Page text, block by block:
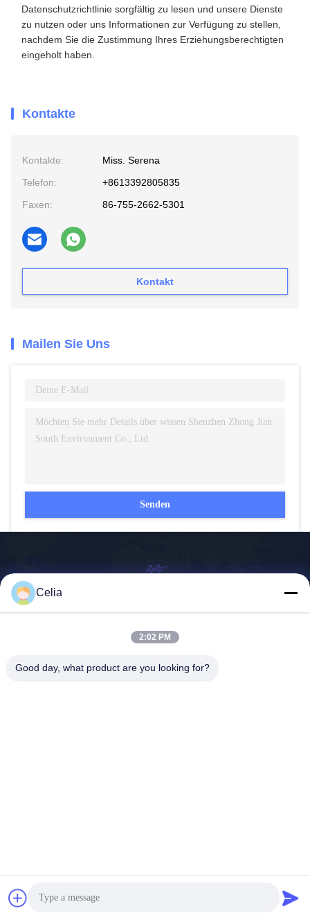
Datenschutzrichtlinie sorgfältig zu lesen und unsere Dienste
zu nutzen oder uns Informationen zur Verfügung zu stellen,
nachdem Sie die Zustimmung Ihres Erziehungsberechtigten
eingeholt haben.
Kontakte
Kontakte:
Miss. Serena
Telefon:
+8613392805835
Faxen:
86-755-2662-5301
Kontakt
Mailen Sie Uns
Senden
Shenzhen Zhong Jian South Environment
86--13392805835
Celia
2:02 PM
Good day, what product are you looking for?